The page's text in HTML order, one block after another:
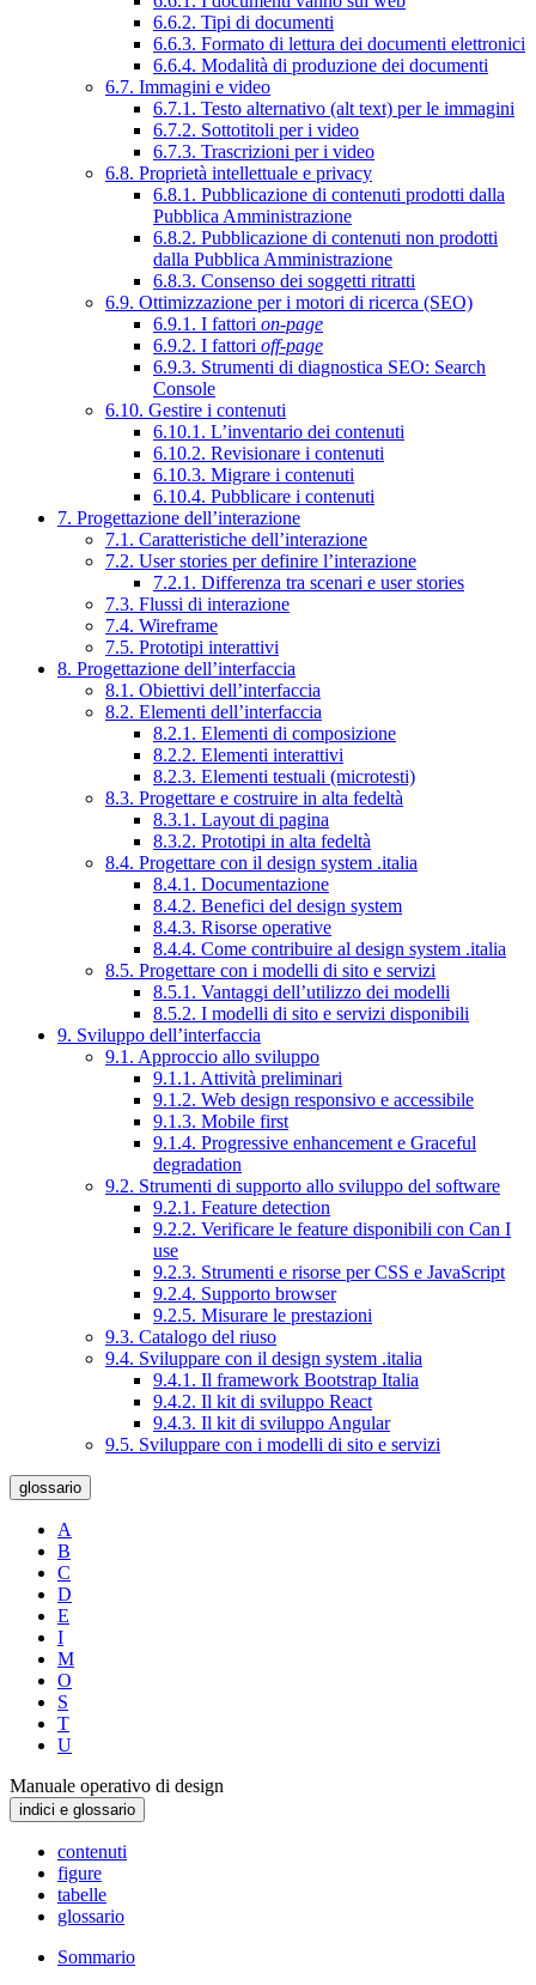
6.6.2. Tipi di documenti
6.6.3. Formato di lettura dei documenti elettronici
6.6.4. Modalità di produzione dei documenti
6.7. Immagini e video
6.7.1. Testo alternativo (alt text) per le immagini
6.7.2. Sottotitoli per i video
6.7.3. Trascrizioni per i video
6.8. Proprietà intellettuale e privacy
6.8.1. Pubblicazione di contenuti prodotti dalla
Pubblica Amministrazione
6.8.2. Pubblicazione di contenuti non prodotti
dalla Pubblica Amministrazione
6.8.3. Consenso dei soggetti ritratti
6.9. Ottimizzazione per i motori di ricerca (SEO)
6.9.1. I fattori on-page
6.9.2. I fattori off-page
6.9.3. Strumenti di diagnostica SEO: Search
Console
6.10. Gestire i contenuti
6.10.1. L’inventario dei contenuti
6.10.2. Revisionare i contenuti
6.10.3. Migrare i contenuti
6.10.4. Pubblicare i contenuti
7. Progettazione dell’interazione
7.1. Caratteristiche dell’interazione
7.2. User stories per definire l’interazione
7.2.1. Differenza tra scenari e user stories
7.3. Flussi di interazione
7.4. Wireframe
7.5. Prototipi interattivi
8. Progettazione dell’interfaccia
8.1. Obiettivi dell’interfaccia
8.2. Elementi dell’interfaccia
8.2.1. Elementi di composizione
8.2.2. Elementi interattivi
8.2.3. Elementi testuali (microtesti)
8.3. Progettare e costruire in alta fedeltà
8.3.1. Layout di pagina
8.3.2. Prototipi in alta fedeltà
8.4. Progettare con il design system .italia
8.4.1. Documentazione
8.4.2. Benefici del design system
8.4.3. Risorse operative
8.4.4. Come contribuire al design system .italia
8.5. Progettare con i modelli di sito e servizi
8.5.1. Vantaggi dell’utilizzo dei modelli
8.5.2. I modelli di sito e servizi disponibili
9. Sviluppo dell’interfaccia
9.1. Approccio allo sviluppo
9.1.1. Attività preliminari
9.1.2. Web design responsivo e accessibile
9.1.3. Mobile first
9.1.4. Progressive enhancement e Graceful
degradation
9.2. Strumenti di supporto allo sviluppo del software
9.2.1. Feature detection
9.2.2. Verificare le feature disponibili con Can I
use
9.2.3. Strumenti e risorse per CSS e JavaScript
9.2.4. Supporto browser
9.2.5. Misurare le prestazioni
9.3. Catalogo del riuso
9.4. Sviluppare con il design system .italia
9.4.1. Il framework Bootstrap Italia
9.4.2. Il kit di sviluppo React
9.4.3. Il kit di sviluppo Angular
9.5. Sviluppare con i modelli di sito e servizi
glossario
A
B
C
D
E
I
M
O
S
T
U
Manuale operativo di design
indici e glossario
contenuti
figure
tabelle
glossario
Sommario